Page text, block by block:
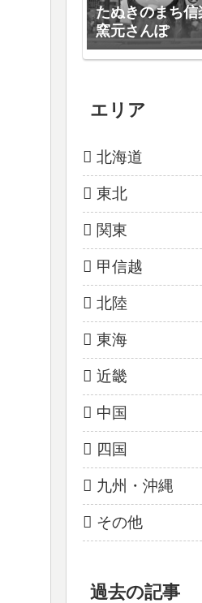
たぬきのまち
窯元さんぽ
エリア
北海道
東北
関東
甲信越
北陸
東海
近畿
中国
四国
九州・沖縄
その他
過去の記事